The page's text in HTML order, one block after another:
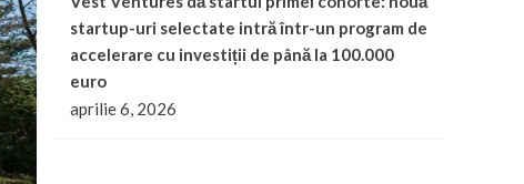
startup-uri selectate intră într-un program de
accelerare cu investiții de până la 100.000
euro
aprilie 6, 2026